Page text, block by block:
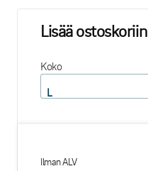
Lisää ostoskoriin
Koko
L
Ilman ALV